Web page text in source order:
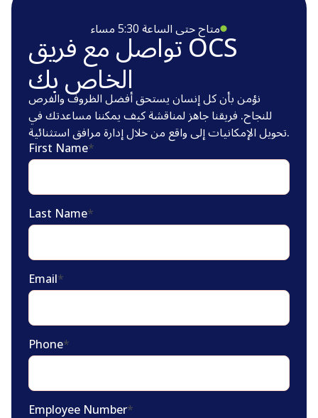
متاح حتى الساعة 5:30 مساء
تواصل مع فريق OCS
الخاص بك
نؤمن بأن كل إنسان يستحق أفضل الظروف والفرص
للنجاح. فريقنا جاهز لمناقشة كيف يمكننا مساعدتك في
تحويل الإمكانيات إلى واقع من خلال إدارة مرافق استثنائية.
First Name*
Last Name*
Email*
Phone*
Employee Number*